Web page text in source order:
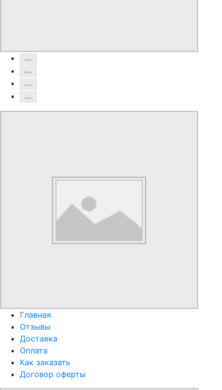
Главная
Отзывы
Доставка
Оплата
Как заказать
Договор оферты